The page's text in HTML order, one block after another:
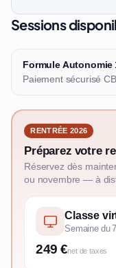
Sessions
Formule Autonomie
Paiement sécurisé
RENTRÉE 2026
Préparez votre
Réservez dès
ou novembre — à
Classe
Semaine du
249 €net de taxes